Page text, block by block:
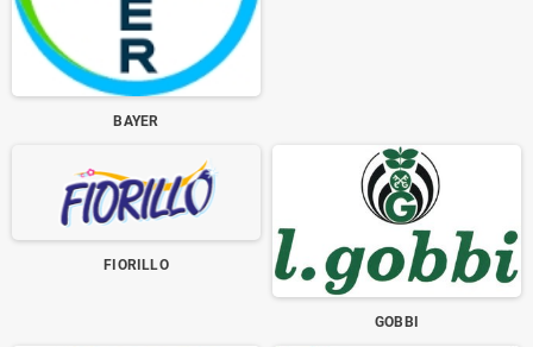
BAYER
FIORILLO
GOBBI